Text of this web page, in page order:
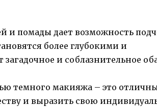
и помады дает возможность
более глубокими и
и соблазнительное
темного макияжа – это
и выразить свою